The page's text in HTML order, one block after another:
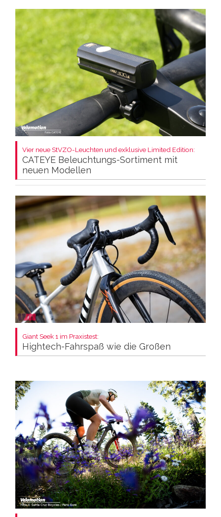
Vier neue StVZO-Leuchten und exklusive Limited Edition:
CATEYE Beleuchtungs-Sortiment mit
neuen Modellen
Giant Seek 1 im Praxistest:
Hightech-Fahrspaß wie die Großen